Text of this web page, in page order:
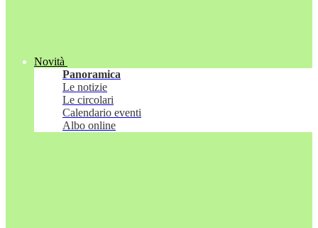
Novità
Panoramica
Le notizie
Le circolari
Calendario eventi
Albo online